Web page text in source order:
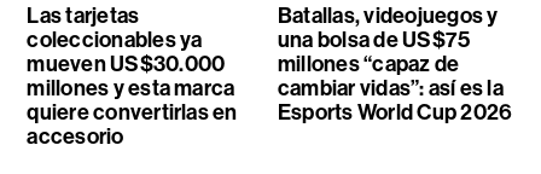
Las tarjetas
coleccionables ya
mueven US$30.000
millones y esta marca
quiere convertirlas en
accesorio
Batallas, videojuegos y
una bolsa de US$75
millones “capaz de
cambiar vidas”: así es la
Esports World Cup 2026